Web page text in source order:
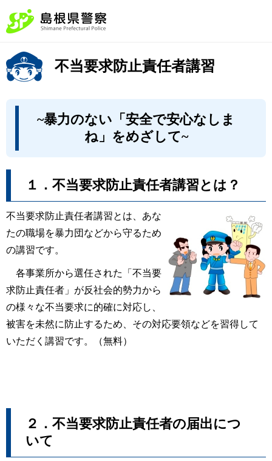
不当要求防止責任者講習
~暴力のない「安全で安心なしま
ね」をめざして~
１．不当要求防止責任者講習とは？
不当要求防止責任者講習とは、あな
たの職場を暴力団などから守るため
の講習です。
各事業所から選任された「不当要
求防止責任者」が反社会的勢力から
の様々な不当要求に的確に対応し、
被害を未然に防止するため、その対応要領などを習得して
いただく講習です。（無料）
２．不当要求防止責任者の届出につ
いて